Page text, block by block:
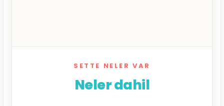
SETTE NELER VAR
Neler dahil